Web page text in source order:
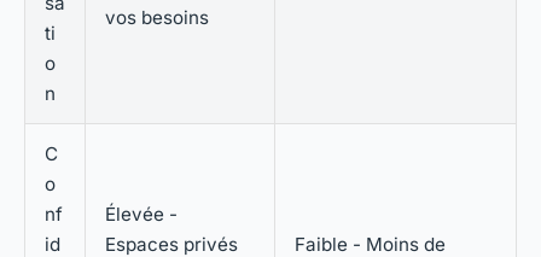
ti
o
n
vos besoins
C
o
nf
id
Élevée -
Espaces privés
Faible - Moins de